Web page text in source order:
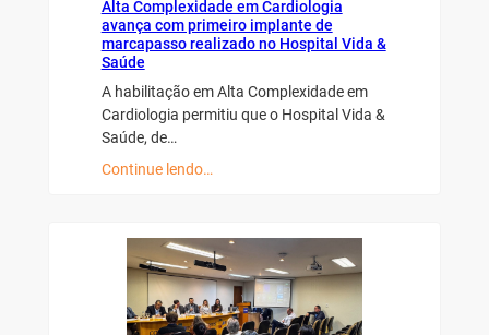
Alta Complexidade em Cardiologia
avança com primeiro implante de
marcapasso realizado no Hospital Vida &
Saúde
A habilitação em Alta Complexidade em
Cardiologia permitiu que o Hospital Vida &
Saúde, de…
Continue lendo…